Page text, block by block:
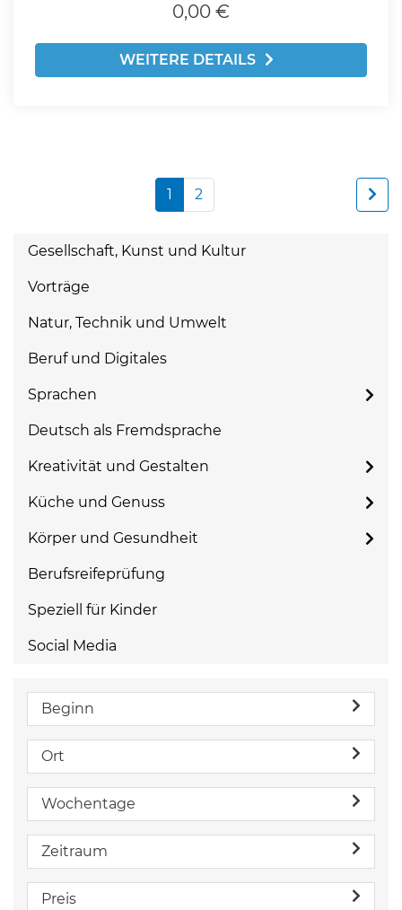
0,00 €
WEITERE DETAILS
1 2
Gesellschaft, Kunst und Kultur
Vorträge
Natur, Technik und Umwelt
Beruf und Digitales
Sprachen
Deutsch als Fremdsprache
Kreativität und Gestalten
Küche und Genuss
Körper und Gesundheit
Berufsreifeprüfung
Speziell für Kinder
Social Media
Beginn
Ort
Wochentage
Zeitraum
Preis